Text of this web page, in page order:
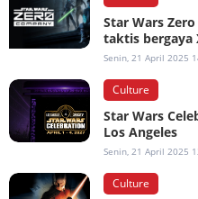
Star Wars
taktis bergaya
Senin, 21 April 2025
Culture
Star Wars
Los Angeles
Senin, 21 April 2025
Culture